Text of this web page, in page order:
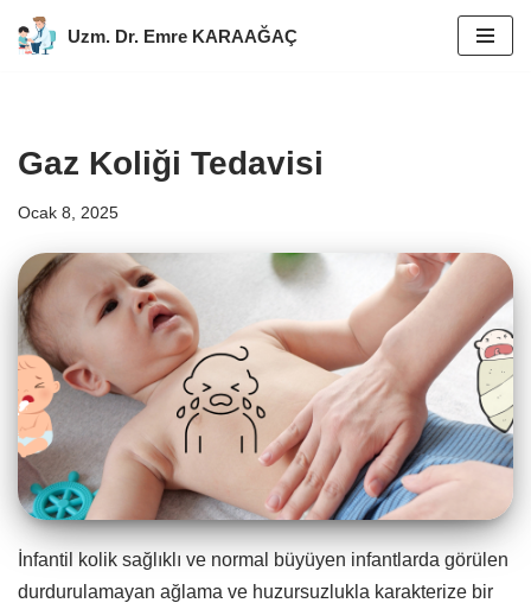
Uzm. Dr. Emre KARAAĞAÇ
Gaz Koliği Tedavisi
Ocak 8, 2025
İnfantil kolik sağlıklı ve normal büyüyen infantlarda görülen
durdurulamayan ağlama ve huzursuzlukla karakterize bir